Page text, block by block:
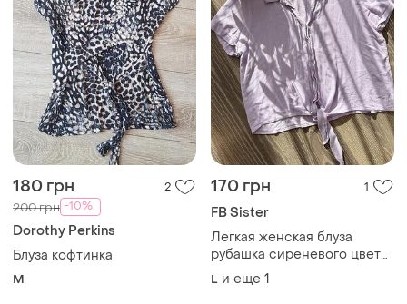
180 грн 2
200 грн -10%
Dorothy Perkins
Блуза кофтинка
M
170 грн 1
FB Sister
Легкая женская блуза
рубашка сиреневого цвета
с завязками
L и еще 1